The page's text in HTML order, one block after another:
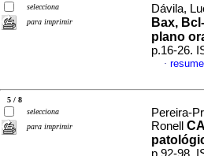
selecciona
para imprimir
Dávila,
Bax,
plano
p.16-26.
·
5 / 8
selecciona
para imprimir
Pereira-
Ronell